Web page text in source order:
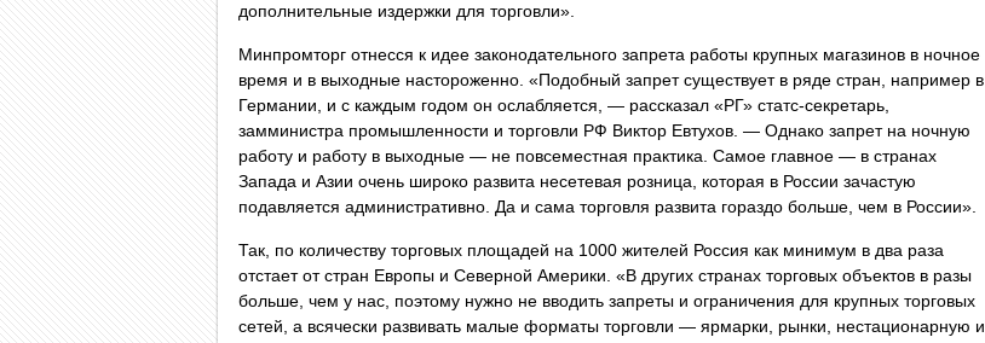
дополнительные издержки для торговли».
Минпромторг отнесся к идее законодательного запрета работы крупных магазинов в ночное
время и в выходные настороженно. «Подобный запрет существует в ряде стран, например в
Германии, и с каждым годом он ослабляется, — рассказал «РГ» статс-секретарь,
замминистра промышленности и торговли РФ Виктор Евтухов. — Однако запрет на ночную
работу и работу в выходные — не повсеместная практика. Самое главное — в странах
Запада и Азии очень широко развита несетевая розница, которая в России зачастую
подавляется административно. Да и сама торговля развита гораздо больше, чем в России».
Так, по количеству торговых площадей на 1000 жителей Россия как минимум в два раза
отстает от стран Европы и Северной Америки. «В других странах торговых объектов в разы
больше, чем у нас, поэтому нужно не вводить запреты и ограничения для крупных торговых
сетей, а всячески развивать малые форматы торговли — ярмарки, рынки, нестационарную и